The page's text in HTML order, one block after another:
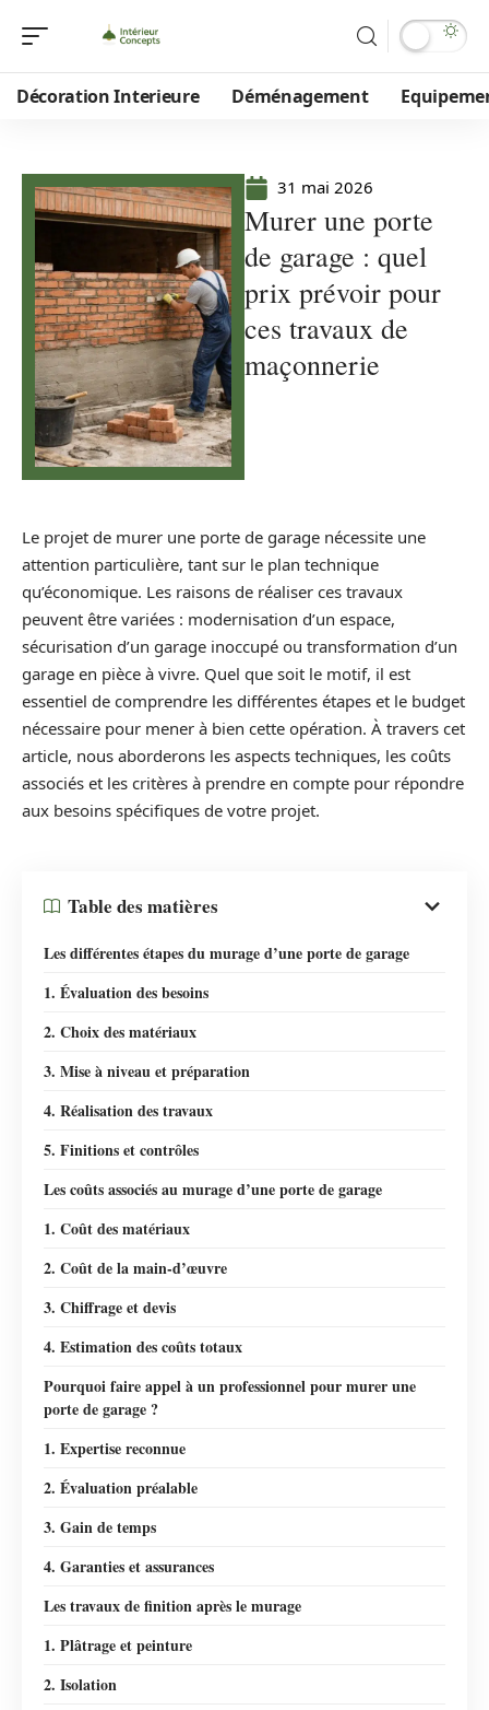
Décoration Interieure Déménagement
31 mai 2026
Murer une porte
de garage : quel
prix prévoir pour
ces travaux de
maçonnerie
Le projet de murer une porte de garage nécessite une
attention particulière, tant sur le plan technique
qu’économique. Les raisons de réaliser ces travaux
peuvent être variées : modernisation d’un espace,
sécurisation d’un garage inoccupé ou transformation d’un
garage en pièce à vivre. Quel que soit le motif, il est
essentiel de comprendre les différentes étapes et le budget
nécessaire pour mener à bien cette opération. À travers cet
article, nous aborderons les aspects techniques, les coûts
associés et les critères à prendre en compte pour répondre
aux besoins spécifiques de votre projet.
Table des matières
Les différentes étapes du murage d’une porte de garage
1. Évaluation des besoins
2. Choix des matériaux
3. Mise à niveau et préparation
4. Réalisation des travaux
5. Finitions et contrôles
Les coûts associés au murage d’une porte de garage
1. Coût des matériaux
2. Coût de la main-d’œuvre
3. Chiffrage et devis
4. Estimation des coûts totaux
Pourquoi faire appel à un professionnel pour murer une
porte de garage ?
1. Expertise reconnue
2. Évaluation préalable
3. Gain de temps
4. Garanties et assurances
Les travaux de finition après le murage
1. Plâtrage et peinture
2. Isolation